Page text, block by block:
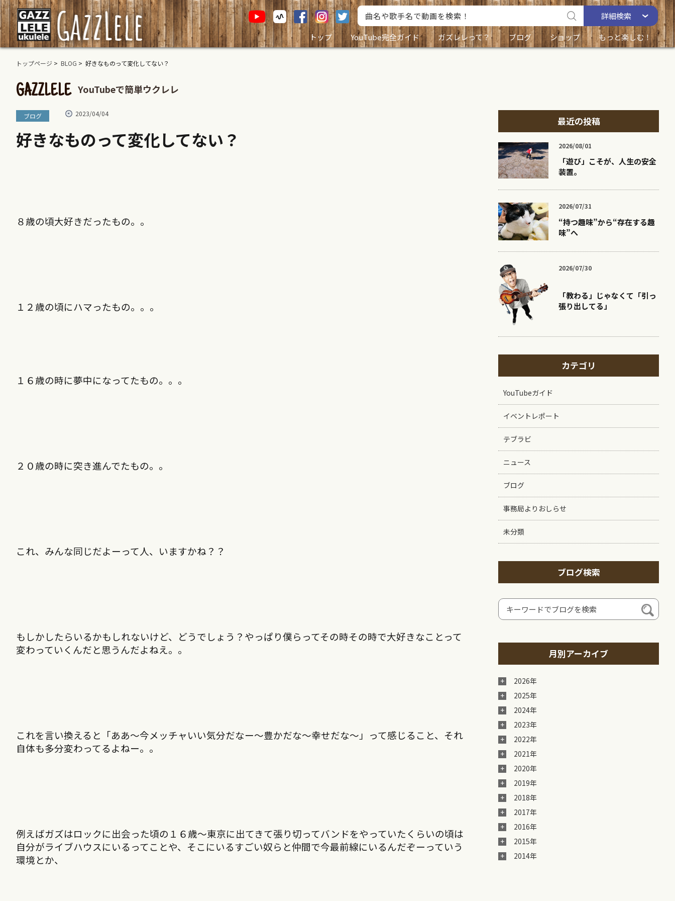
詳細検索
トップ
YouTube完全ガイド ガズレレって？ ブログ ショップ もっと楽しむ！
トップページ > BLOG > 好きなものって変化してない？
GAZZLELE YouTubeで簡単ウクレレ
ブログ 2023/04/04
好きなものって変化してない？
８歳の頃大好きだったもの。。
１２歳の頃にハマったもの。。。
１６歳の時に夢中になってたもの。。。
２０歳の時に突き進んでたもの。。
これ、みんな同じだよーって人、いますかね？？
もしかしたらいるかもしれないけど、どうでしょう？やっぱり僕らってその時その時で大好きなことって
変わっていくんだと思うんだよねえ。。
これを言い換えると「ああ〜今メッチャいい気分だなー〜豊かだな〜幸せだな〜」って感じること、それ
自体も多分変わってるよねー。。
例えばガズはロックに出会った頃の１６歳〜東京に出てきて張り切ってバンドをやっていたくらいの頃は
自分がライブハウスにいるってことや、そこにいるすごい奴らと仲間で今最前線にいるんだぞーっていう
環境とか、
最近の投稿
2026/08/01
「遊び」こそが、人生の安全
装置。
2026/07/31
“持つ趣味”から“存在する趣
味”へ
2026/07/30
「教わる」じゃなくて「引っ
張り出してる」
カテゴリ
YouTubeガイド
イベントレポート
テブラビ
ニュース
ブログ
事務局よりおしらせ
未分類
ブログ検索
月別アーカイブ
2026年
2025年
2024年
2023年
2022年
2021年
2020年
2019年
2018年
2017年
2016年
2015年
2014年